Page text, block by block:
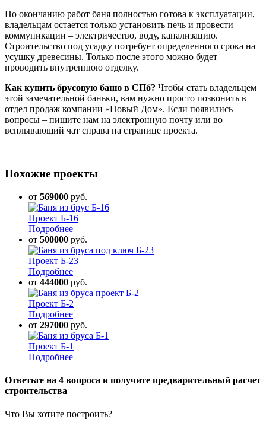
По окончанию работ баня полностью готова к эксплуатации,
владельцам остается только установить печь и провести
коммуникации – электричество, воду, канализацию.
Строительство под усадку потребует определенного срока на
усушку древесины. Только после этого можно будет
проводить внутреннюю отделку.
Как купить брусовую баню в СПб? Чтобы стать владельцем
этой замечательной баньки, вам нужно просто позвонить в
отдел продаж компании «Новый Дом». Если появились
вопросы – пишите нам на электронную почту или во
всплывающий чат справа на странице проекта.
Похожие проекты
от 569000 руб.
Проект Б-16
Подробнее
от 500000 руб.
Проект Б-23
Подробнее
от 444000 руб.
Проект Б-2
Подробнее
от 297000 руб.
Проект Б-1
Подробнее
Ответьте на 4 вопроса и получите предварительный расчет
строительства
Что Вы хотите построить?